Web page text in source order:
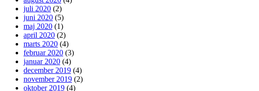
juli 2020 (2)
juni 2020 (5)
maj 2020 (1)
april 2020 (2)
marts 2020 (4)
februar 2020 (3)
januar 2020 (4)
december 2019 (4)
november 2019 (2)
oktober 2019 (4)